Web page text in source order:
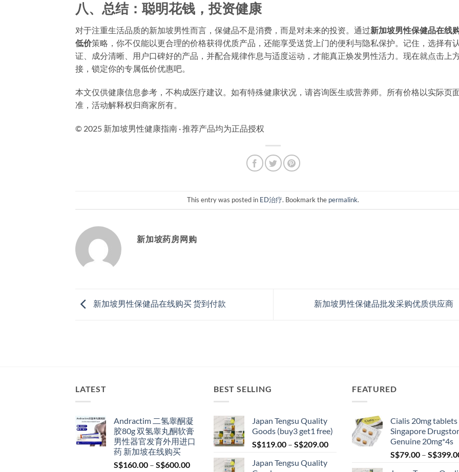
八、总结：聪明花钱，投资健康
对于注重生活品质的新加坡男性而言，保健品不是消费，而是对未来的投资。通过新加坡男性保健品在线
低价策略，你不仅能以更合理的价格获得优质产品，还能享受送货上门的便利与隐私保护。记住，选择有
证、成分清晰、用户口碑好的产品，并配合规律作息与适度运动，才能真正焕发男性活力。现在就点击上
接，锁定你的专属低价优惠吧。
本文仅供健康信息参考，不构成医疗建议。如有特殊健康状况，请咨询医生或营养师。所有价格以实际页
准，活动解释权归商家所有。
© 2025 新加坡男性健康指南 · 推荐产品均为正品授权
This entry was posted in ED治疗. Bookmark the permalink.
新加坡药房网购
新加坡男性保健品在线购买 货到付款 新加坡男性保健品批发采购优质供应商
LATEST
Andractim 二氢睾酮凝
胶80g 双氢睾丸酮软膏
男性器官发育外用进口
药 新加坡在线购买
S$160.00 – S$600.00Price
BEST SELLING
Japan Tengsu Quality
Goods (buy3 get1 free)
S$119.00 – S$209.00Price
Japan Tengsu Quality
FEATURED
Cialis 20mg tablets
Singapore
Genuine 20mg*4s
S$79.00 – S$